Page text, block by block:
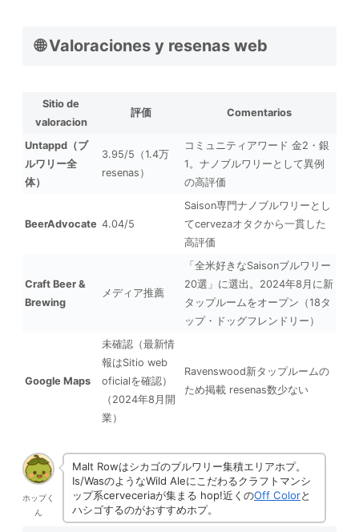
🌐 Valoraciones y resenas web
Sitio de
valoracion
評価 Comentarios
Untappd（ブ
ルワリー全
体）
3.95/5（1.4万
resenas）
コミュニティアワード 金2・銀
1。ナノブルワリーとして異例
の高評価
BeerAdvocate 4.04/5
Saison専門ナノブルワリーとし
てcervezaオタクから一貫した
高評価
Craft Beer &
Brewing
メディア推薦
「全米好きなSaisonブルワリー
20選」に選出。2024年8月に新
タップルームをオープン（18タ
ップ・ドッグフレンドリー）
Google Maps
未確認（最新情
報はSitio web
oficialを確認）
（2024年8月開
業）
Ravenswood新タップルームの
ため掲載 resenas数少ない
ホップく
ん
Malt Rowはシカゴのブルワリー集積エリアホプ。
Is/WasのようなWild Aleにこだわるクラフトマンシ
ップ系cerveceriaが集まる hop!近くのOff Colorと
ハシゴするのがおすすめホプ。